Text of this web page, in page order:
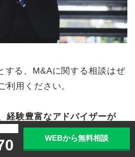
する、M&Aに関する相談はぜ
利用ください。
経験豊富なアドバイザーが
してサポートします 。スピー
おり、最短3か月での成約実
WEBから無料相談